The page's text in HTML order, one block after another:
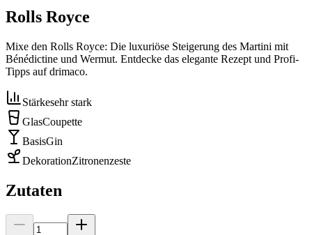
Rolls Royce
Mixe den Rolls Royce: Die luxuriöse Steigerung des Martini mit
Bénédictine und Wermut. Entdecke das elegante Rezept und Profi-
Tipps auf drimaco.
Stärkesehr stark
GlasCoupette
BasisGin
DekorationZitronenzeste
Zutaten